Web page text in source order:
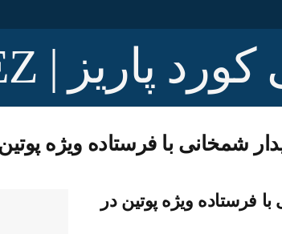
شمخانی با فرستاده ویژه
فرستاده ویژه پوتین در